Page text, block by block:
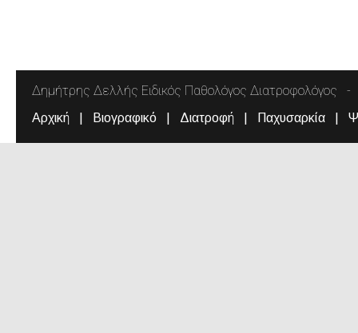
Δημήτρης Δελλής Ειδικός Παθολόγος Διατροφολόγος
Αρχική Βιογραφικό Διατροφή Παχυσαρκία